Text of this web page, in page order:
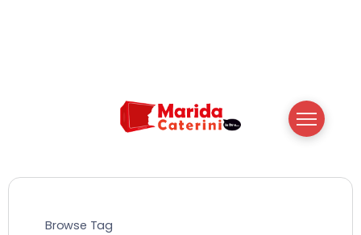
Browse Tag